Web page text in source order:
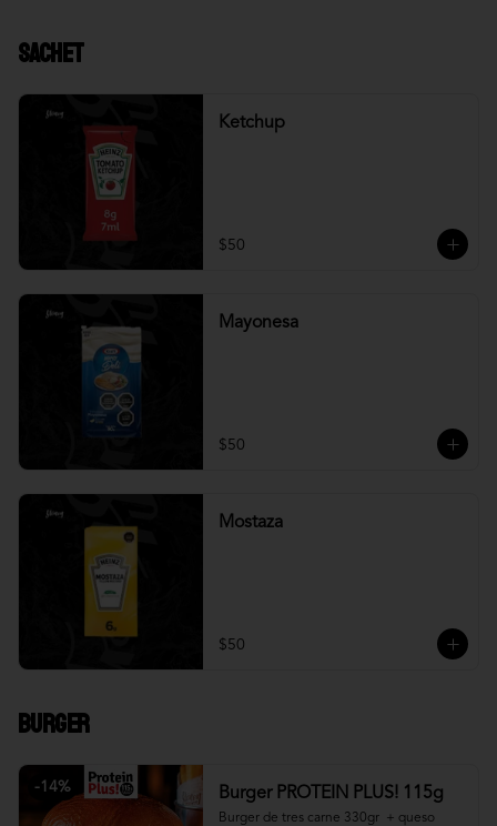
Sachet
Ketchup
$50
Mayonesa
$50
Mostaza
$50
Burger
-14% Burger PROTEIN PLUS! 115g
Burger de tres carne 330gr  + queso